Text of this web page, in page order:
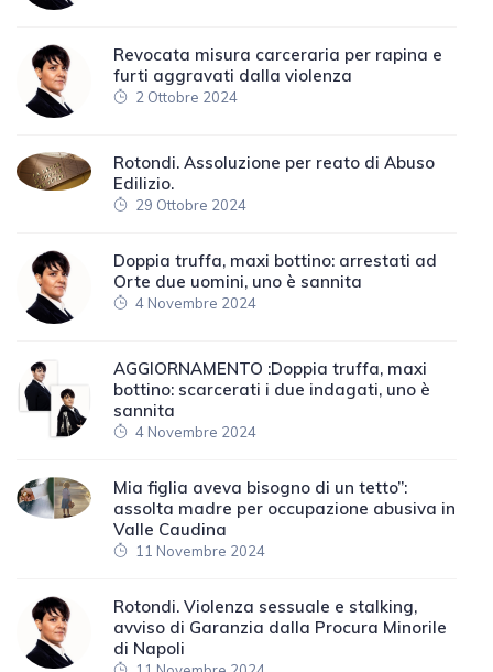
Revocata misura carceraria per rapina e
furti aggravati dalla violenza
2 Ottobre 2024
Rotondi. Assoluzione per reato di Abuso
Edilizio.
29 Ottobre 2024
Doppia truffa, maxi bottino: arrestati ad
Orte due uomini, uno è sannita
4 Novembre 2024
AGGIORNAMENTO :Doppia truffa, maxi
bottino: scarcerati i due indagati, uno è
sannita
4 Novembre 2024
Mia figlia aveva bisogno di un tetto”:
assolta madre per occupazione abusiva in
Valle Caudina
11 Novembre 2024
Rotondi. Violenza sessuale e stalking,
avviso di Garanzia dalla Procura Minorile
di Napoli